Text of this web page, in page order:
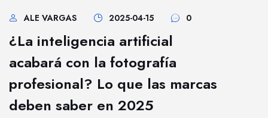
ALE VARGAS 2025-04-15 0
¿La inteligencia artificial
acabará con la fotografía
profesional? Lo que las marcas
deben saber en 2025